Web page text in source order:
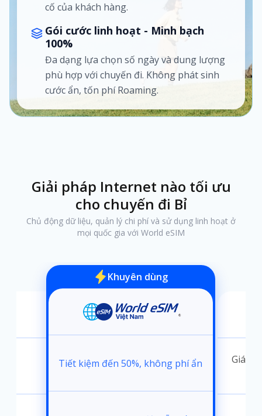
cố của khách hàng.
Gói cước linh hoạt - Minh bạch
100%
Đa dạng lựa chọn số ngày và dung lượng
phù hợp với chuyến đi. Không phát sinh
cước ẩn, tốn phí Roaming.
Giải pháp Internet nào tối ưu
cho chuyến đi Bỉ
Chủ động dữ liệu, quản lý chi phí và sử dụng linh hoạt ở
mọi quốc gia với World eSIM
Giá
Khuyên dùng
Tiết kiệm đến 50%, không phí ẩn